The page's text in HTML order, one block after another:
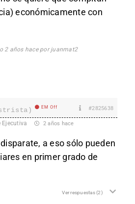
económicamente con
2 años hace por juanmat2
EM Off #2825638
Ejecutiva 2 años hace
a eso sólo pueden
en primer grado de
Ver respuestas(2)